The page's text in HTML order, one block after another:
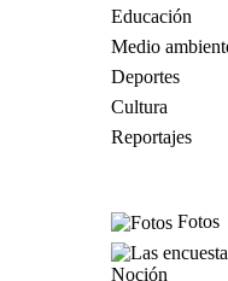
Educación
Medio
Deportes
Cultura
Reportajes
Fotos